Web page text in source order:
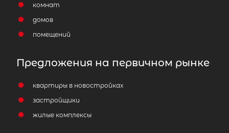
комнат
домов
помещений
Предложения на первичном рынке
квартиры в новостройках
застройщики
жилые комплексы